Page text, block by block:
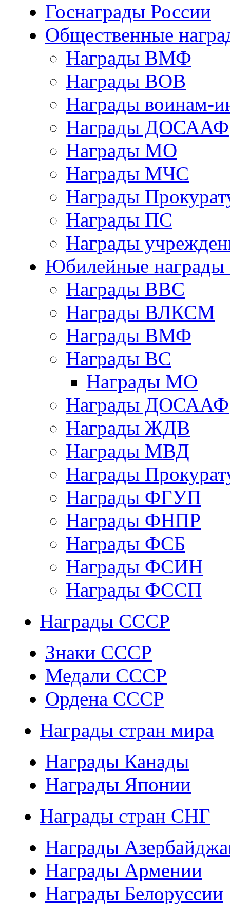
Госнаграды России
Общественные
Награды ВМФ
Награды ВОВ
Награды воинам-
Награды ДОСААФ
Награды МО
Награды МЧС
Награды
Награды ПС
Награды
Юбилейные награды
Награды ВВС
Награды ВЛКСМ
Награды ВМФ
Награды ВС
Награды МО
Награды ДОСААФ
Награды ЖДВ
Награды МВД
Награды
Награды ФГУП
Награды ФНПР
Награды ФСБ
Награды ФСИН
Награды ФССП
Награды СССР
Знаки СССР
Медали СССР
Ордена СССР
Награды стран мира
Награды Канады
Награды Японии
Награды стран СНГ
Награды
Награды Армении
Награды Белоруссии